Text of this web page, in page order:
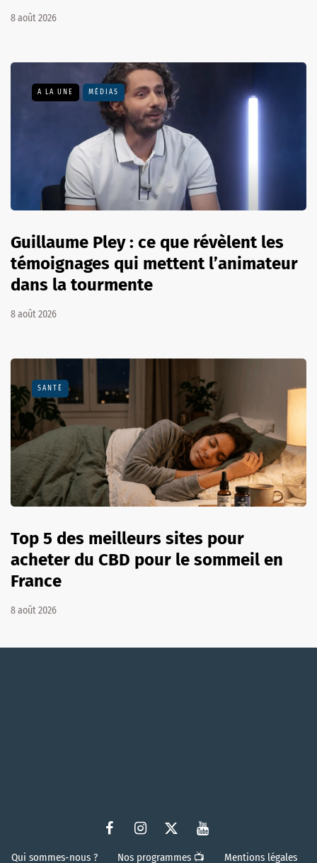
8 août 2026
A LA UNE MÉDIAS
Guillaume Pley : ce que révèlent les
témoignages qui mettent l’animateur
dans la tourmente
8 août 2026
SANTÉ
Top 5 des meilleurs sites pour
acheter du CBD pour le sommeil en
France
8 août 2026
Qui sommes-nous ? Nos programmes 📺 Mentions légales